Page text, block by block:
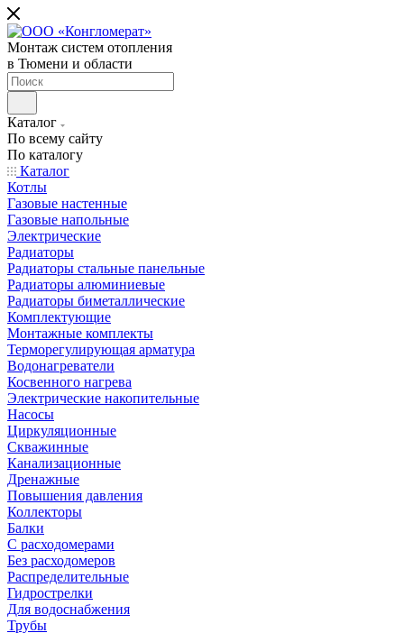
Монтаж систем отопления
в Тюмени и области
Каталог
По всему сайту
По каталогу
Каталог
Котлы
Газовые настенные
Газовые напольные
Электрические
Радиаторы
Радиаторы стальные панельные
Радиаторы алюминиевые
Радиаторы биметаллические
Комплектующие
Монтажные комплекты
Терморегулирующая арматура
Водонагреватели
Косвенного нагрева
Электрические накопительные
Насосы
Циркуляционные
Скважинные
Канализационные
Дренажные
Повышения давления
Коллекторы
Балки
С расходомерами
Без расходомеров
Распределительные
Гидрострелки
Для водоснабжения
Трубы